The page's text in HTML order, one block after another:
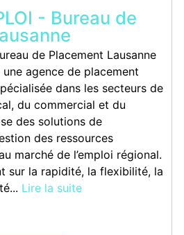
- Bureau de
de Placement Lausanne
une agence de placement
dans les secteurs de
du commercial et du
des solutions de
des ressources
marché de l’emploi régional.
sur la rapidité, la flexibilité, la
Lire la suite